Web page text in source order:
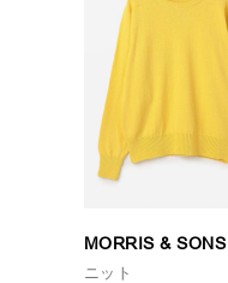
MORRIS & SONS
ニット